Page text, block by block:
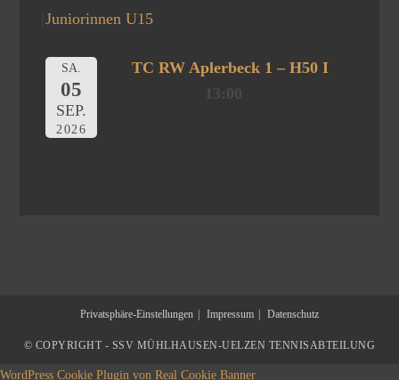
Juniorinnen U15
SA.
05
SEP.
2026
TC RW Aplerbeck 1 – H50 I
13:00
Privatsphäre-Einstellungen Impressum Datenschutz
© COPYRIGHT - SSV MÜHLHAUSEN-UELZEN TENNISABTEILUNG
WordPress Cookie Plugin von Real Cookie Banner